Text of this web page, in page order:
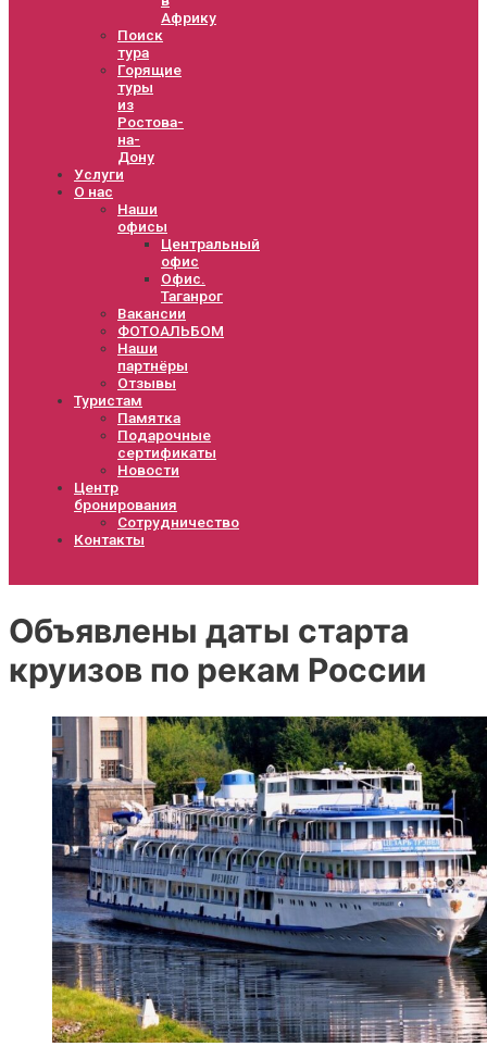
Африку
Поиск
тура
Горящие
туры
из
Ростова-
на-
Дону
Услуги
О нас
Наши
офисы
Центральный
офис
Офис.
Таганрог
Вакансии
ФОТОАЛЬБОМ
Наши
партнёры
Отзывы
Туристам
Памятка
Подарочные
сертификаты
Новости
Центр
бронирования
Сотрудничество
Контакты
Объявлены даты старта
круизов по рекам России